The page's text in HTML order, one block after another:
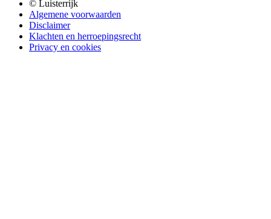
© Luisterrijk
Algemene voorwaarden
Disclaimer
Klachten en herroepingsrecht
Privacy en cookies